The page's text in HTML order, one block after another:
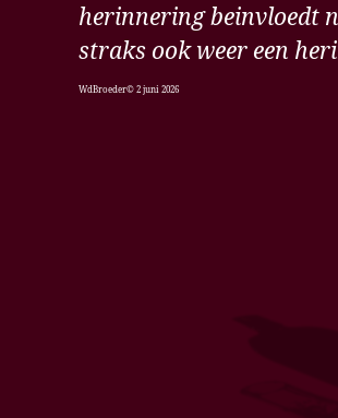
herinnering beinvloedt
straks ook weer een
WdBroeder© 2 juni 2026